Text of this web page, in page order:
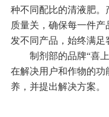
种不同配比的清液肥
质量关，确保每一件
发不同产品，始终满足
制剂部的品牌“喜
在解决用户和作物的
养，并提出解决方案。